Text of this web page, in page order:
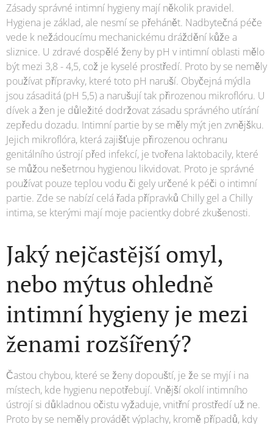
Zásady správné intimní hygieny mají několik pravidel.
Hygiena je základ, ale nesmí se přehánět. Nadbytečná péče
vede k nežádoucímu mechanickému dráždění kůže a
sliznice. U zdravé dospělé ženy by pH v intimní oblasti mělo
být mezi 3,8 - 4,5, což je kyselé prostředí. Proto by se neměly
používat přípravky, které toto pH naruší. Obyčejná mýdla
jsou zásaditá (pH 5,5) a narušují tak přirozenou mikroflóru. U
dívek a žen je důležité dodržovat zásadu správného utírání
zepředu dozadu. Intimní partie by se měly mýt jen zvnějšku.
Jejich mikroflóra, která zajišťuje přirozenou ochranu
genitálního ústrojí před infekcí, je tvořena laktobacily, které
se můžou nešetrnou hygienou likvidovat. Proto je správné
používat pouze teplou vodu či gely určené k péči o intimní
partie. Zde se nabízí celá řada přípravků Chilly gel a Chilly
intima, se kterými mají moje pacientky dobré zkušenosti.
Jaký nejčastější omyl,
nebo mýtus ohledně
intimní hygieny je mezi
ženami rozšířený?
Častou chybou, které se ženy dopouští, je že se myjí i na
místech, kde hygienu nepotřebují. Vnější okolí intimního
ústrojí si důkladnou očistu vyžaduje, vnitřní prostředí už ne.
Proto by se neměly provádět výplachy, kromě případů, kdy